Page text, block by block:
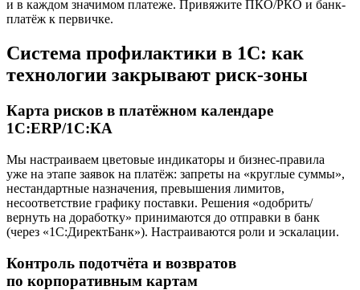
и в каждом значимом платеже. Привяжите ПКО/РКО и банк-
платёж к первичке.
Система профилактики в 1С: как
технологии закрывают риск-зоны
Карта рисков в платёжном календаре
1С:ERP/1С:КА
Мы настраиваем цветовые индикаторы и бизнес-правила
уже на этапе заявок на платёж: запреты на «круглые суммы»,
нестандартные назначения, превышения лимитов,
несоответствие графику поставки. Решения «одобрить/
вернуть на доработку» принимаются до отправки в банк
(через «1С:ДиректБанк»). Настраиваются роли и эскалации.
Контроль подотчёта и возвратов
по корпоративным картам